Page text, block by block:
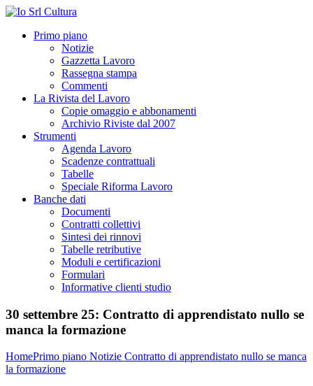
Primo piano
Notizie
Gazzetta Lavoro
Rassegna stampa
Commenti
La Rivista del Lavoro
Copie omaggio e abbonamenti
Archivio Riviste dal 2007
Strumenti
Agenda Lavoro
Scadenze contrattuali
Tabelle
Speciale Riforma Lavoro
Banche dati
Documenti
Contratti collettivi
Sintesi dei rinnovi
Tabelle retributive
Moduli e certificazioni
Formulari
Informative clienti studio
30 settembre 25: Contratto di apprendistato nullo se
manca la formazione
HomePrimo piano Notizie Contratto di apprendistato nullo se manca
la formazione